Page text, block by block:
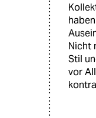
Nicht
Stil
vor